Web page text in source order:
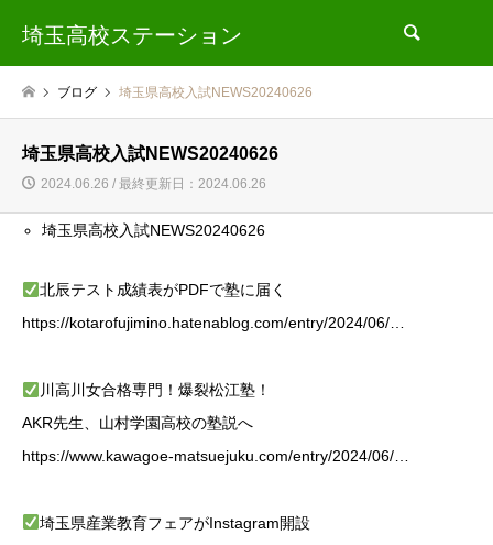
埼玉高校ステーション
ブログ 埼玉県高校入試NEWS20240626
埼玉県高校入試NEWS20240626
2024.06.26 / 最終更新日：2024.06.26
埼玉県高校入試NEWS20240626
北辰テスト成績表がPDFで塾に届く
https://kotarofujimino.hatenablog.com/entry/2024/06/…
川高川女合格専門！爆裂松江塾！
AKR先生、山村学園高校の塾説へ
https://www.kawagoe-matsuejuku.com/entry/2024/06/…
埼玉県産業教育フェアがInstagram開設